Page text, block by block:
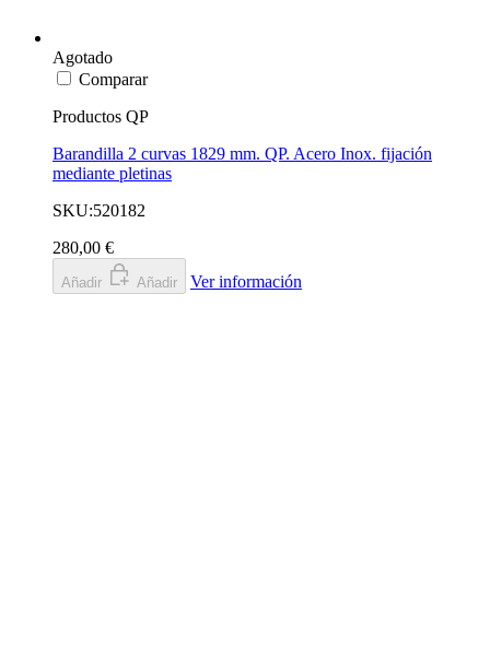
Agotado
Comparar
Productos QP
Barandilla 2 curvas 1829 mm. QP. Acero Inox. fijación
mediante pletinas
SKU:520182
280,00 €
Añadir Añadir Ver información